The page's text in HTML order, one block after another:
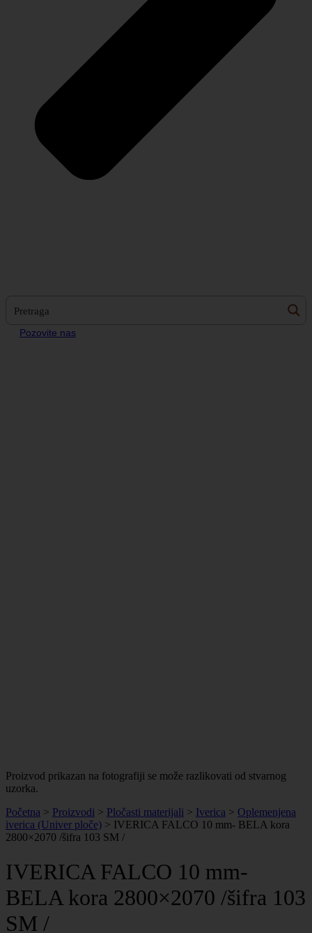
Pozovite nas
Proizvod prikazan na fotografiji se može razlikovati od stvarnog
uzorka.
Početna > Proizvodi > Pločasti materijali > Iverica > Oplemenjena
iverica (Univer ploče) > IVERICA FALCO 10 mm- BELA kora
2800×2070 /šifra 103 SM /
IVERICA FALCO 10 mm-
BELA kora 2800×2070 /šifra 103
SM /